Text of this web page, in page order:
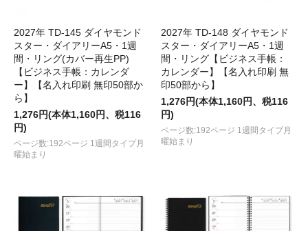
2027年 TD-145 ダイヤモンド
スター・ダイアリーA5・1週
間・リング(カバー再生PP)
【ビジネス手帳：カレンダ
ー】【名入れ印刷 無印50部か
ら】
1,276円(本体1,160円、税116
円)
ページ数:192ページ 1週間タイプ月
曜始まり
2027年 TD-148 ダイヤモンド
スター・ダイアリーA5・1週
間・リング【ビジネス手帳：
カレンダー】【名入れ印刷 無
印50部から】
1,276円(本体1,160円、税116
円)
ページ数:192ページ 1週間タイプ月
曜始まり